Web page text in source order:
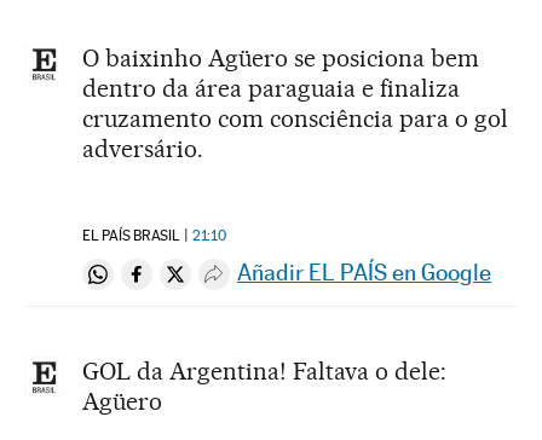
O baixinho Agüero se posiciona bem
dentro da área paraguaia e finaliza
cruzamento com consciência para o gol
adversário.
EL PAÍS BRASIL 21:10
Compartir en Whatsapp
Compartir en Facebook
Compartir en Twitter
Desplegar Redes Sociales
Añadir EL PAÍS en Google
GOL da Argentina! Faltava o dele:
Agüero